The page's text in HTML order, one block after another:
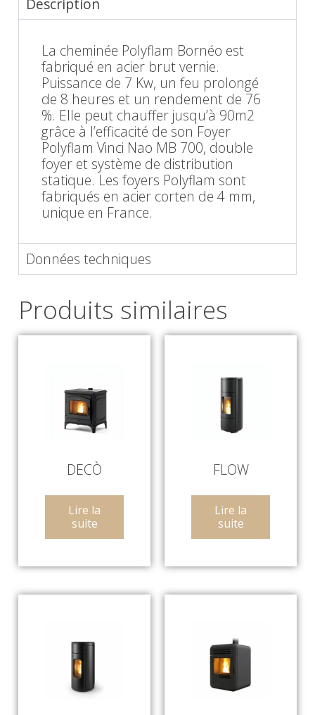
Description
La cheminée Polyflam Bornéo est
fabriqué en acier brut vernie.
Puissance de 7 Kw, un feu prolongé
de 8 heures et un rendement de 76
%. Elle peut chauffer jusqu’à 90m2
grâce à l’efficacité de son Foyer
Polyflam Vinci Nao MB 700, double
foyer et système de distribution
statique. Les foyers Polyflam sont
fabriqués en acier corten de 4 mm,
unique en France.
Données techniques
Produits similaires
DECÒ
Lire la
suite
FLOW
Lire la
suite